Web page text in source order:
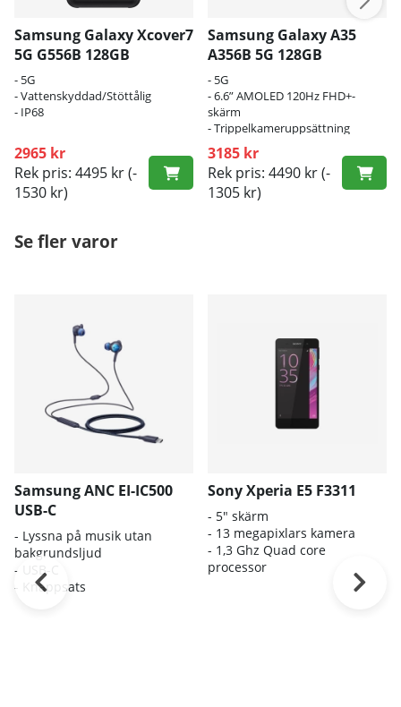
Samsung Galaxy Xcover7
5G G556B 128GB
- 5G
- Vattenskyddad/Stöttålig
- IP68
2965 kr
Rek pris: 4495 kr(-
1530 kr)
Samsung Galaxy A35
A356B 5G 128GB
- 5G
- 6.6” AMOLED 120Hz FHD+-
skärm
- Trippelkameruppsättning
3185 kr
Rek pris: 4490 kr(-
1305 kr)
Se fler varor
Samsung ANC EI-IC500
USB-C
- Lyssna på musik utan
bakgrundsljud
- USB-C
- Knappsats
Sony Xperia E5 F3311
- 5" skärm
- 13 megapixlars kamera
- 1,3 Ghz Quad core
processor